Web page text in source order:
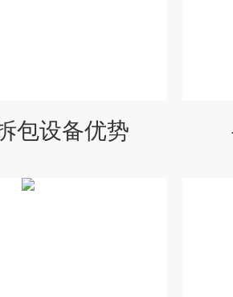
包设备优势